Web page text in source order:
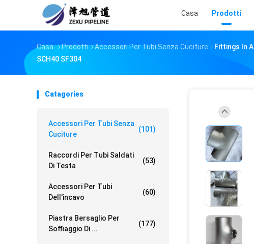
Casa Prodotti
Casa Prodotti Accessori Per Tubi Senza Cuciture
Fittings In
SCH40 SF304
Catagories
Accessori Per Tubi Senza
Cuciture
(101)
Raccordi Per Tubi Saldati
Di Testa
(53)
Accessori Per Tubi
Dell'incavo
(60)
Piastra Bersaglio Per
Soffiaggio Di ...
(177)